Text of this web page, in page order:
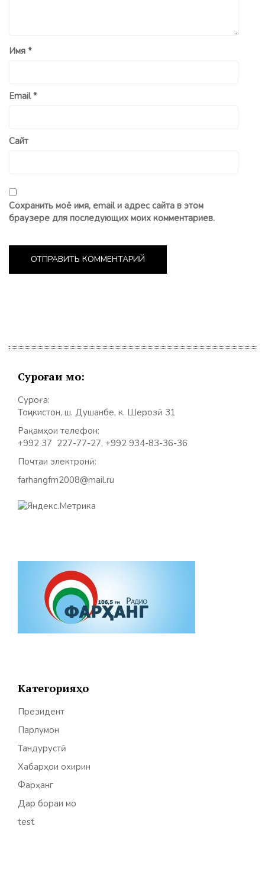
Имя *
Email*
Сайт
Сохранить моё имя, email и адрес сайта в этом
браузере для последующих моих комментариев.
Суроғаи мо:
Суроға:
Тоҷикистон, ш. Душанбе, к. Шерозӣ 31
Рақамҳои телефон:
+992 37 227-77-27, +992 934-83-36-36
Почтаи электронӣ:
farhangfm2008@mail.ru
Категорияҳо
Президент
Парлумон
Тандурустӣ
Хабарҳои охирин
Фарҳанг
Дар бораи мо
test